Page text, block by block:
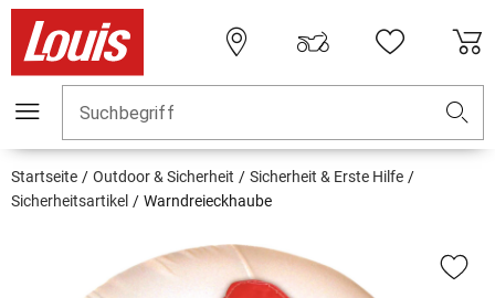
Suchbegriff
Startseite Outdoor & Sicherheit
Sicherheit & Erste Hilfe
Sicherheitsartikel
Warndreieckhaube